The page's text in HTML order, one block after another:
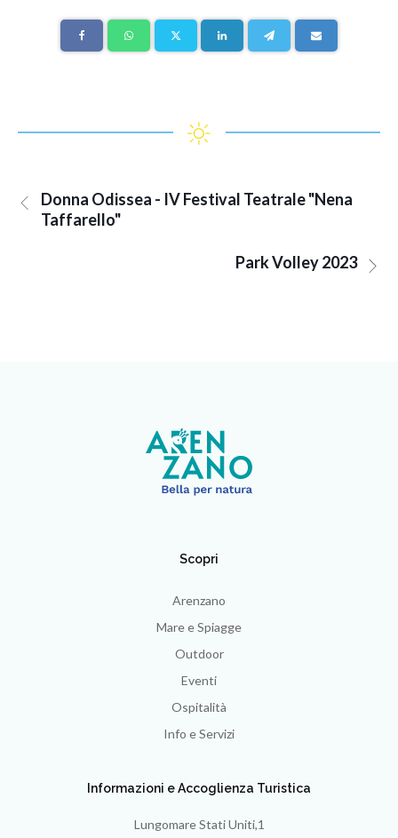
Donna Odissea - IV Festival Teatrale "Nena
Taffarello"
Park Volley 2023
Scopri
Arenzano
Mare e Spiagge
Outdoor
Eventi
Ospitalità
Info e Servizi
Informazioni e Accoglienza Turistica
Lungomare Stati Uniti,1